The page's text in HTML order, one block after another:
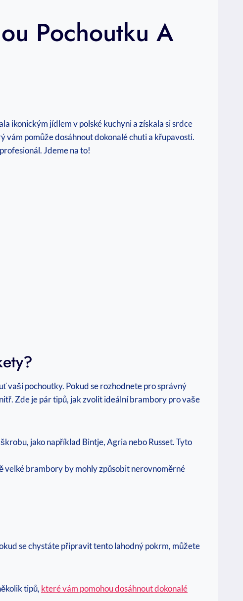
Pochoutku A
ikonickým jídlem v polské kuchyni a získala si srdce
vám pomůže dosáhnout dokonalé chuti a křupavosti.
Jdeme na to!
vaší pochoutky. Pokud se rozhodnete pro správný
Zde je pár tipů, jak zvolit ideální brambory pro vaše
jako například Bintje, Agria nebo Russet. Tyto
velké brambory by mohly způsobit nerovnoměrné
se chystáte připravit tento lahodný pokrm, můžete
tipů, které vám pomohou dosáhnout dokonalé